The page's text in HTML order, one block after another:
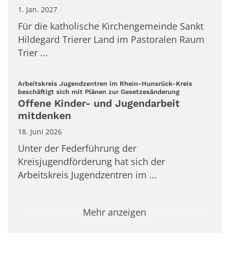
1. Jan. 2027
Für die katholische Kirchengemeinde Sankt
Hildegard Trierer Land im Pastoralen Raum
Trier ...
Arbeitskreis Jugendzentren im Rhein-Hunsrück-Kreis
beschäftigt sich mit Plänen zur Gesetzesänderung
Offene Kinder- und Jugendarbeit
mitdenken
18. Juni 2026
Unter der Federführung der
Kreisjugendförderung hat sich der
Arbeitskreis Jugendzentren im ...
Mehr anzeigen